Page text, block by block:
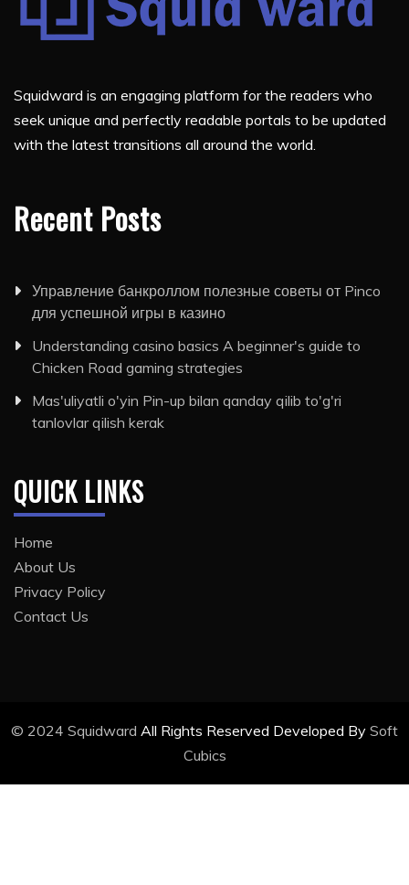
Squidward is an engaging platform for the readers who
seek unique and perfectly readable portals to be updated
with the latest transitions all around the world.
Recent Posts
Управление банкроллом полезные советы от Pinco
для успешной игры в казино
Understanding casino basics A beginner's guide to
Chicken Road gaming strategies
Mas'uliyatli o'yin Pin-up bilan qanday qilib to'g'ri
tanlovlar qilish kerak
QUICK LINKS
Home
About Us
Privacy Policy
Contact Us
© 2024 Squidward All Rights Reserved Developed By Soft
Cubics